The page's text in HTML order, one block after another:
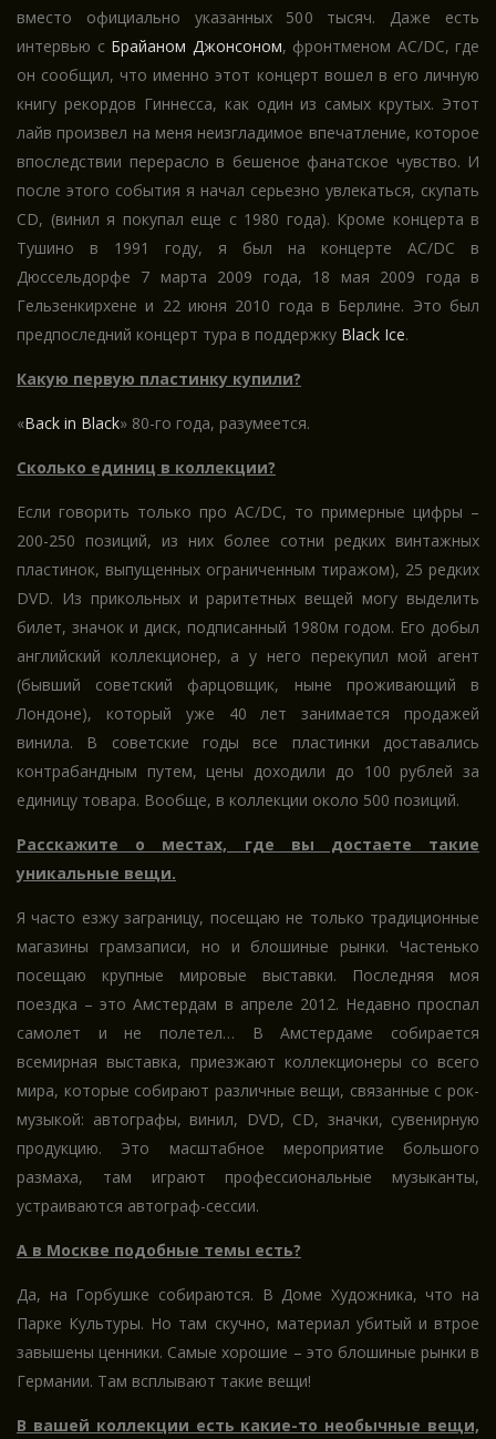
вместо официально указанных 500 тысяч. Даже есть
интервью с Брайаном Джонсоном, фронтменом AC/DC, где
он сообщил, что именно этот концерт вошел в его личную
книгу рекордов Гиннесса, как один из самых крутых. Этот
лайв произвел на меня неизгладимое впечатление, которое
впоследствии перерасло в бешеное фанатское чувство. И
после этого события я начал серьезно увлекаться, скупать
CD, (винил я покупал еще с 1980 года). Кроме концерта в
Тушино в 1991 году, я был на концерте AC/DC в
Дюссельдорфе 7 марта 2009 года, 18 мая 2009 года в
Гельзенкирхене и 22 июня 2010 года в Берлине. Это был
предпоследний концерт тура в поддержку Black Ice.
Какую первую пластинку купили?
«Back in Black» 80-го года, разумеется.
Сколько единиц в коллекции?
Если говорить только про AC/DC, то примерные цифры –
200-250 позиций, из них более сотни редких винтажных
пластинок, выпущенных ограниченным тиражом), 25 редких
DVD. Из прикольных и раритетных вещей могу выделить
билет, значок и диск, подписанный 1980м годом. Его добыл
английский коллекционер, а у него перекупил мой агент
(бывший советский фарцовщик, ныне проживающий в
Лондоне), который уже 40 лет занимается продажей
винила. В советские годы все пластинки доставались
контрабандным путем, цены доходили до 100 рублей за
единицу товара. Вообще, в коллекции около 500 позиций.
Расскажите о местах, где вы достаете такие
уникальные вещи.
Я часто езжу заграницу, посещаю не только традиционные
магазины грамзаписи, но и блошиные рынки. Частенько
посещаю крупные мировые выставки. Последняя моя
поездка – это Амстердам в апреле 2012. Недавно проспал
самолет и не полетел… В Амстердаме собирается
всемирная выставка, приезжают коллекционеры со всего
мира, которые собирают различные вещи, связанные с рок-
музыкой: автографы, винил, DVD, CD, значки, сувенирную
продукцию. Это масштабное мероприятие большого
размаха, там играют профессиональные музыканты,
устраиваются автограф-сессии.
А в Москве подобные темы есть?
Да, на Горбушке собираются. В Доме Художника, что на
Парке Культуры. Но там скучно, материал убитый и втрое
завышены ценники. Самые хорошие – это блошиные рынки в
Германии. Там всплывают такие вещи!
В вашей коллекции есть какие-то необычные вещи,